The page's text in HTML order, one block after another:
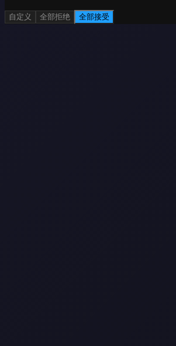
自定义 全部拒绝 全部接受